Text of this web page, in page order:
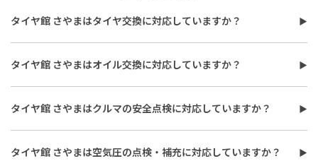
タイヤ館 さやまはタイヤ交換に対応していますか？
タイヤ館 さやまはタイヤ交換に対応しています。
費用は、タイヤ交換工賃のほかに、タイヤ本体の価格やホイール
バランス調整、使用済みタイヤ処分費用などがかかる場合があり
ます。
また、作業時間は最短で約30分程度ですが、作業内容や交換本
数、車種により異なり、時間がかかる場合もございます。詳細は店
舗スタッフまでお気軽にご相談ください
タイヤ館 さやまはオイル交換に対応していますか？
タイヤ館 さやまはオイル交換に対応しています。
使用するオイルの種類（鉱物油・部分合成油・全合成油）や粘
度、交換量によって費用が変わります。工賃やフィルター代を含め
た交換費用については、店舗スタッフまでお問い合わせくださ
い。
タイヤ館 さやまはクルマの安全点検に対応していますか？
タイヤ館 さやまはおクルマの安全点検に対応しています。最短30
分、無料で対応させていただきます。
タイヤ館 さやまは空気圧の点検・補充に対応していますか？